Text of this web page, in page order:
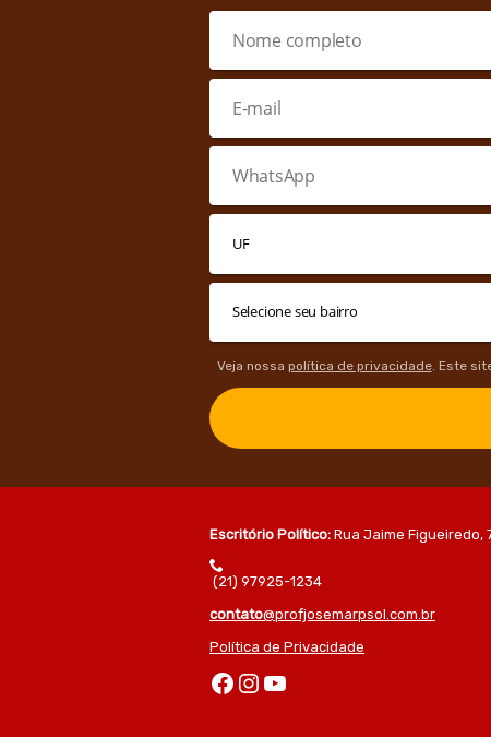
Veja nossa política de privacidade. Este
Escritório Político: Rua Jaime Figueiredo,
(21) 97925-1234
contato@profjosemarpsol.com.br
Política de Privacidade
Facebook Instagram Youtube